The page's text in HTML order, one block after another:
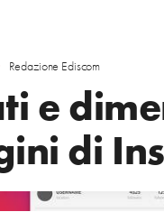
Redazione Ediscom
e
di